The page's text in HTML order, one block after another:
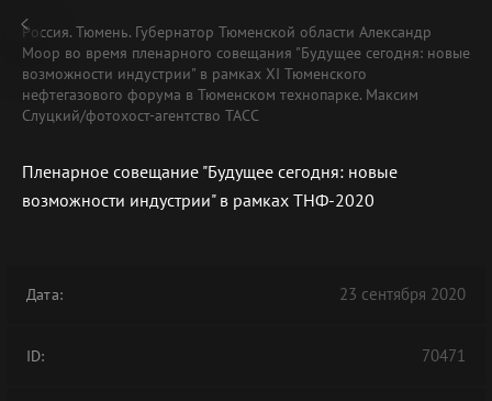
Россия. Тюмень. Губернатор Тюменской области Александр
Моор во время пленарного совещания "Будущее сегодня: новые
возможности индустрии" в рамках XI Тюменского
нефтегазового форума в Тюменском технопарке. Максим
Слуцкий/фотохост-агентство ТАСС
Пленарное совещание "Будущее сегодня: новые
возможности индустрии" в рамках ТНФ-2020
Дата: 23 сентября 2020
ID: 70471